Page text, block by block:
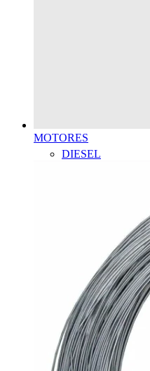
MOTORES
DIESEL